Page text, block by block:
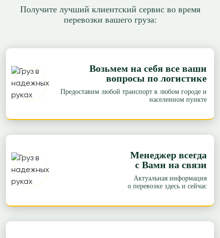
Получите лучший клиентский сервис во время
перевозки вашего груза:
Возьмем на себя все ваши
вопросы по логистике
Предоставим любой транспорт в любом городе и
населенном пункте
Менеджер всегда
с Вами на связи
Актуальная информация
о перевозке здесь и сейчас